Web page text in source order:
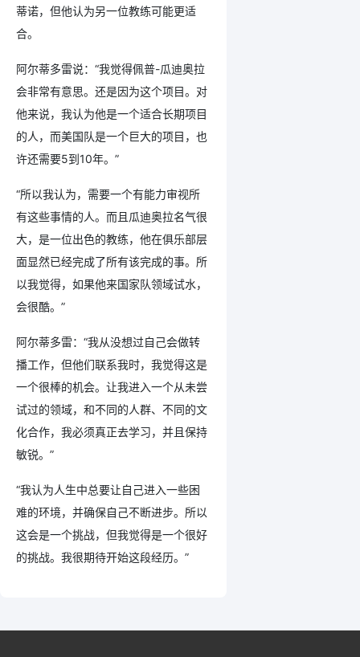
蒂诺，但他认为另一位教练可能更适
合。
阿尔蒂多雷说：“我觉得佩普-瓜迪奥拉
会非常有意思。还是因为这个项目。对
他来说，我认为他是一个适合长期项目
的人，而美国队是一个巨大的项目，也
许还需要5到10年。”
“所以我认为，需要一个有能力审视所
有这些事情的人。而且瓜迪奥拉名气很
大，是一位出色的教练，他在俱乐部层
面显然已经完成了所有该完成的事。所
以我觉得，如果他来国家队领域试水，
会很酷。”
阿尔蒂多雷：“我从没想过自己会做转
播工作，但他们联系我时，我觉得这是
一个很棒的机会。让我进入一个从未尝
试过的领域，和不同的人群、不同的文
化合作，我必须真正去学习，并且保持
敏锐。”
“我认为人生中总要让自己进入一些困
难的环境，并确保自己不断进步。所以
这会是一个挑战，但我觉得是一个很好
的挑战。我很期待开始这段经历。”